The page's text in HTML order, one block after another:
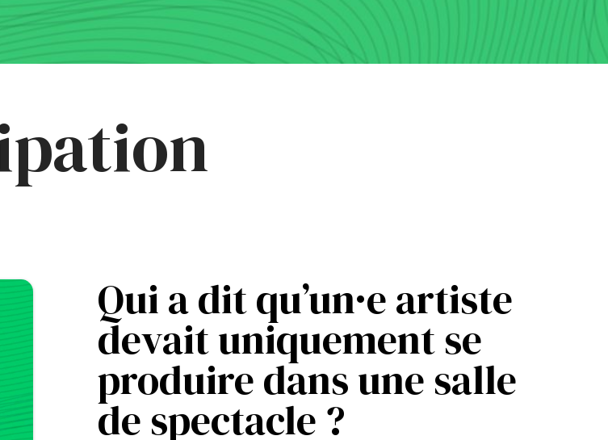
Qui a dit qu’un·e artiste
devait uniquement se
produire dans une salle
de spectacle ?